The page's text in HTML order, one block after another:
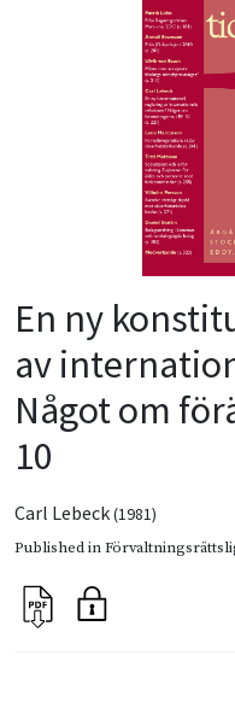
En ny
av
Något om
10
Carl Lebeck(1981)
Published in